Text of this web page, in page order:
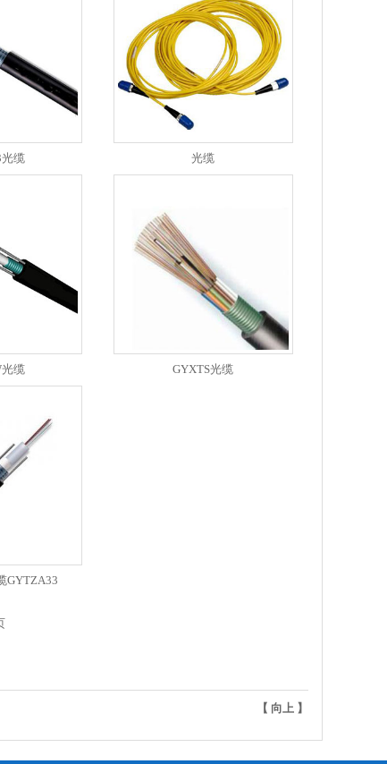
光缆 光缆
缆 GYXTS光缆
GYTZA33
【 向上 】